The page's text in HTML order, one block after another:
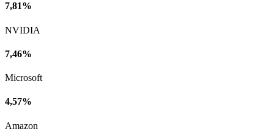
7,81%
NVIDIA
7,46%
Microsoft
4,57%
Amazon